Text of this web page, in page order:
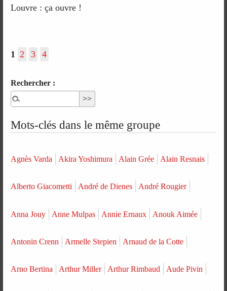
Louvre : ça ouvre !
1 2 3 4
Rechercher :
Mots-clés dans le même groupe
Agnès Varda Akira Yoshimura Alain Grée Alain Resnais
Alberto Giacometti André de Dienes André Rougier
Anna Jouy Anne Mulpas Annie Ernaux Anouk Aimée
Antonin Crenn Armelle Stepien Arnaud de la Cotte
Arno Bertina Arthur Miller Arthur Rimbaud Aude Pivin